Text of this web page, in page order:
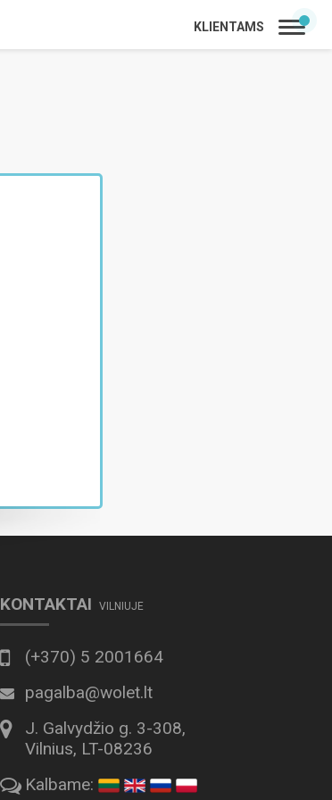
KLIENTAMS
KONTAKTAI VILNIUJE
(+370) 5 2001664
pagalba@wolet.lt
J. Galvydžio g. 3-308,
Vilnius, LT-08236
Kalbame: